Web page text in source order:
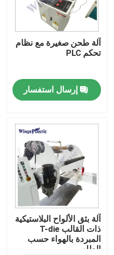
منتجات
معلومات عنا
جولة في المعمل
رقابة جودة
آلة طحن صغيرة مع نظام
تحكم PLC
إرسال استفسار
آلة بثق الألواح البلاستيكية
ذات القالب T-die
المبردة بالهواء حسب
الطلب